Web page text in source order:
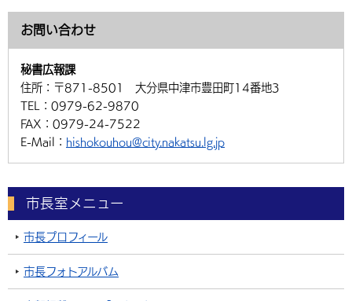
お問い合わせ
秘書広報課
住所： 〒871-8501 大分県中津市豊田町14番地3
TEL： 0979-62-9870
FAX： 0979-24-7522
E-Mail： hishokouhou@city.nakatsu.lg.jp
市長室メニュー
市長プロフィール
市長フォトアルバム